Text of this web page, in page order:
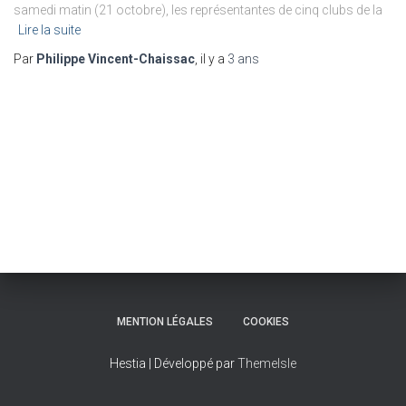
samedi matin (21 octobre), les représentantes de cinq clubs de la
Lire la suite
Par Philippe Vincent-Chaissac , il y a 3 ans
MENTION LÉGALES COOKIES
Hestia | Développé parThemeIsle